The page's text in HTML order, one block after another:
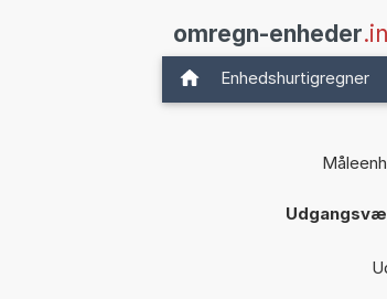
omregn-enheder
Enhedshurtigregner